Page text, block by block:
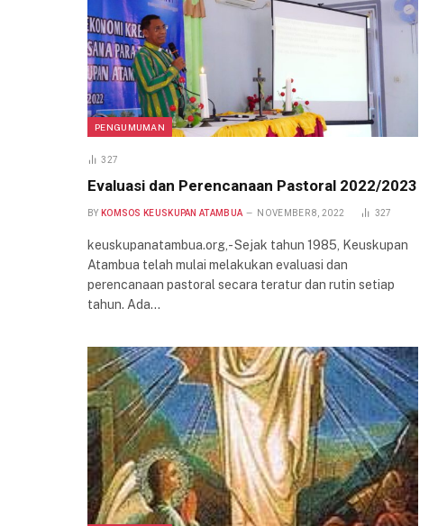
PENGUMUMAN
327
Evaluasi dan Perencanaan Pastoral 2022/2023
BY KOMSOS KEUSKUPAN ATAMBUA NOVEMBER 8, 2022 327
keuskupanatambua.org,- Sejak tahun 1985, Keuskupan
Atambua telah mulai melakukan evaluasi dan
perencanaan pastoral secara teratur dan rutin setiap
tahun. Ada…